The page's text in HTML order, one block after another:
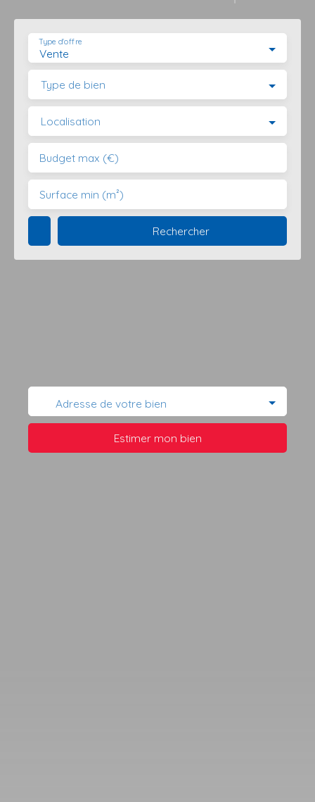
Vente
Type d'offre
Type de bien
Localisation
Budget max (€)
Surface min (m²)
Rechercher
Adresse de votre bien
Estimer mon bien